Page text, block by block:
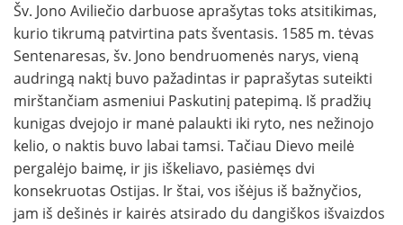
Šv. Jono Aviliečio darbuose aprašytas toks atsitikimas,
kurio tikrumą patvirtina pats šventasis. 1585 m. tėvas
Sentenaresas, šv. Jono bendruomenės narys, vieną
audringą naktį buvo pažadintas ir paprašytas suteikti
mirštančiam asmeniui Paskutinį patepimą. Iš pradžių
kunigas dvejojo ir manė palaukti iki ryto, nes nežinojo
kelio, o naktis buvo labai tamsi. Tačiau Dievo meilė
pergalėjo baimę, ir jis iškeliavo, pasiėmęs dvi
konsekruotas Ostijas. Ir štai, vos išėjus iš bažnyčios,
jam iš dešinės ir kairės atsirado du dangiškos išvaizdos